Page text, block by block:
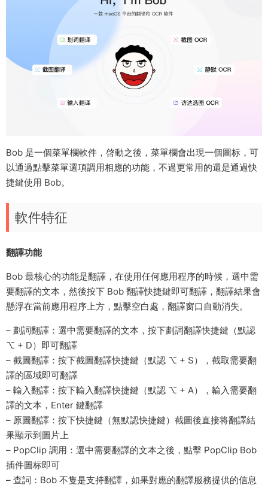
Bob 是一個菜單欄軟件，啓動之後，菜單欄會出現一個圖标，可
以通過點擊菜單選項調用相應的功能，不過更常用的還是通過快
捷鍵使用 Bob。
軟件特征
翻譯功能
Bob 最核心的功能是翻譯，在使用任何應用程序的時候，選中需
要翻譯的文本，然後按下 Bob 翻譯快捷鍵即可翻譯，翻譯結果會
懸浮在當前應用程序上方，點擊空白處，翻譯窗口自動消失。
– 劃詞翻譯：選中需要翻譯的文本，按下劃詞翻譯快捷鍵（默認
⌥ + D）即可翻譯
– 截圖翻譯：按下截圖翻譯快捷鍵（默認 ⌥ + S），截取需要翻
譯的區域即可翻譯
– 輸入翻譯：按下輸入翻譯快捷鍵（默認 ⌥ + A），輸入需要翻
譯的文本，Enter 鍵翻譯
– 原圖翻譯：按下快捷鍵（無默認快捷鍵）截圖後直接将翻譯結
果顯示到圖片上
– PopClip 調用：選中需要翻譯的文本之後，點擊 PopClip Bob
插件圖标即可
– 查詞：Bob 不隻是支持翻譯，如果對應的翻譯服務提供的信息